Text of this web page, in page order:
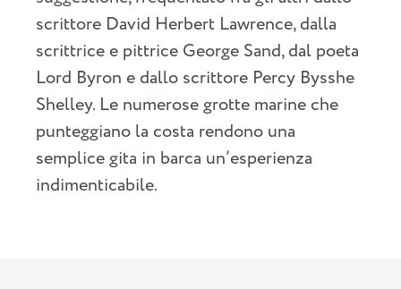
scrittore David Herbert Lawrence, dalla
scrittrice e pittrice George Sand, dal poeta
Lord Byron e dallo scrittore Percy Bysshe
Shelley. Le numerose grotte marine che
punteggiano la costa rendono una
semplice gita in barca un’esperienza
indimenticabile.